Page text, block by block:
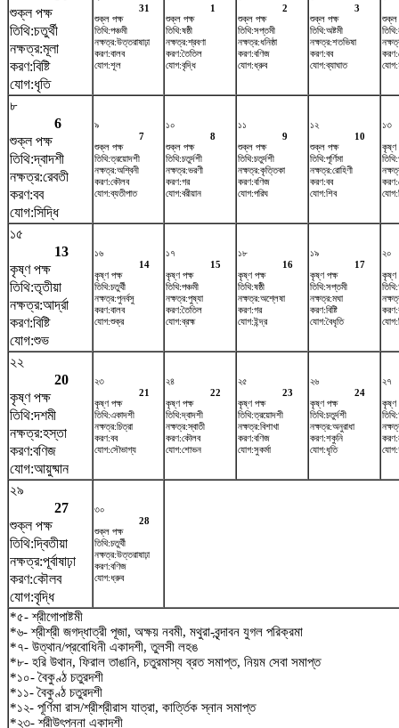
শুক্ল পক্ষ
তিথি:চতুর্থী
নক্ষত্র:মূলা
করণ:বিষ্টি
যোগ:ধৃতি
31
শুক্ল পক্ষ
তিথি:পঞ্চমী
নক্ষত্র:উত্তরাষাঢ়া
করণ:বালব
যোগ:শূল
1
শুক্ল পক্ষ
তিথি:ষষ্ঠী
নক্ষত্র:শ্রবণা
করণ:তৈতিল
যোগ:বৃদ্ধি
2
শুক্ল পক্ষ
তিথি:সপ্তমী
নক্ষত্র:ধনিষ্ঠা
করণ:বণিজ
যোগ:ধ্রুব
3
শুক্ল পক্ষ
তিথি:অষ্টমী
নক্ষত্র:শতভিষ‌া
করণ:বব
যোগ:ব্যাঘাত
শুক্ল
৮
6
শুক্ল পক্ষ
তিথি:দ্বাদশী
নক্ষত্র:রেবতী
করণ:বব
যোগ:সিদ্ধি
৯
7
শুক্ল পক্ষ
তিথি:ত্রয়োদশী
নক্ষত্র:অশ্বিনী
করণ:কৌলব
যোগ:ব্যতীপাত
১০
8
শুক্ল পক্ষ
তিথি:চতুর্দশী
নক্ষত্র:ভরণী
করণ:গর
যোগ:বরীয়ান
১১
9
শুক্ল পক্ষ
তিথি:চতুর্দশী
নক্ষত্র:কৃত্তিকা
করণ:বণিজ
যোগ:পরিঘ
১২
10
শুক্ল পক্ষ
তিথি:পূর্ণিমা
নক্ষত্র:রোহিণী
করণ:বব
যোগ:শিব
১৩
কৃষ্ণ
১৫
13
কৃষ্ণ পক্ষ
তিথি:তৃতীয়া
নক্ষত্র:আর্দ্রা
করণ:বিষ্টি
যোগ:শুভ
১৬
14
কৃষ্ণ পক্ষ
তিথি:চতুর্থী
নক্ষত্র:পুনর্বসু
করণ:বালব
যোগ:শুক্র
১৭
15
কৃষ্ণ পক্ষ
তিথি:পঞ্চমী
নক্ষত্র:পুষ্যা
করণ:তৈতিল
যোগ:ব্রহ্ম
১৮
16
কৃষ্ণ পক্ষ
তিথি:ষষ্ঠী
নক্ষত্র:অশ্লেষা
করণ:গর
যোগ:ইন্দ্র
১৯
17
কৃষ্ণ পক্ষ
তিথি:সপ্তমী
নক্ষত্র:মঘা
করণ:বিষ্টি
যোগ:বৈধৃতি
২০
কৃষ্ণ
২২
20
কৃষ্ণ পক্ষ
তিথি:দশমী
নক্ষত্র:হস্তা
করণ:বণিজ
যোগ:আয়ুষ্মান
২৩
21
কৃষ্ণ পক্ষ
তিথি:একাদশী
নক্ষত্র:চিত্রা
করণ:বব
যোগ:সৌভাগ্য
২৪
22
কৃষ্ণ পক্ষ
তিথি:দ্বাদশী
নক্ষত্র:স্বাতী
করণ:কৌলব
যোগ:শোভন
২৫
23
কৃষ্ণ পক্ষ
তিথি:ত্রয়োদশী
নক্ষত্র:বিশাখা
করণ:বণিজ
যোগ:সুকর্মা
২৬
24
কৃষ্ণ পক্ষ
তিথি:চতুর্দশী
নক্ষত্র:অনুরাধা
করণ:শকুনি
যোগ:ধৃতি
২৭
কৃষ্ণ
২৯
27
শুক্ল পক্ষ
তিথি:দ্বিতীয়া
নক্ষত্র:পূর্বাষাঢ়া
করণ:কৌলব
যোগ:বৃদ্ধি
৩০
28
শুক্ল পক্ষ
তিথি:চতুর্থী
নক্ষত্র:উত্তরাষাঢ়া
করণ:বণিজ
যোগ:ধ্রুব
*৫- শ্রীগোপাষ্টমী
*৬- শ্রীশ্রী জগদ্ধাত্রী পূজা, অক্ষয় নবমী, মথুরা-বৃন্দাবন যুগল পরিক্রমা
*৭- উত্থান/প্রবোধিনী একাদশী, তুলসী লহঙ
*৮- হরি উথান, ফিরাল তাঙানি, চতুরমাস্য ব্রত সমাপ্ত, নিয়ম সেবা সমাপ্ত
*১০- বৈকুণ্ঠ চতুরদশী
*১১- বৈকুণ্ঠ চতুরদশী
*১২- পূর্ণিমা রাস/শ্রীশ্রীরাস যাত্রা, কার্ত্তিক স্নান সমাপ্ত
*২৩- শ্রীউৎপন্না একাদশী